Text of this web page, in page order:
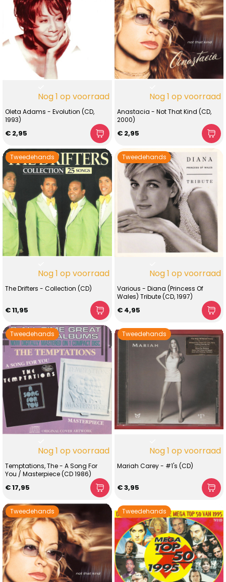
Nog 1 op voorraad
Oleta Adams - Evolution (CD,
1993)
€ 2,95
Nog 1 op voorraad
Anastacia - Not That Kind (CD,
2000)
€ 2,95
Tweedehands
Nog 1 op voorraad
The Drifters - Collection (CD)
€ 11,95
Tweedehands
Nog 1 op voorraad
Various - Diana (Princess Of
Wales) Tribute (CD, 1997)
€ 4,95
Tweedehands
Nog 1 op voorraad
Temptations, The - A Song For
You / Masterpiece (CD 1986)
€ 17,95
Tweedehands
Nog 1 op voorraad
Mariah Carey - #1's (CD)
€ 3,95
Tweedehands Tweedehands